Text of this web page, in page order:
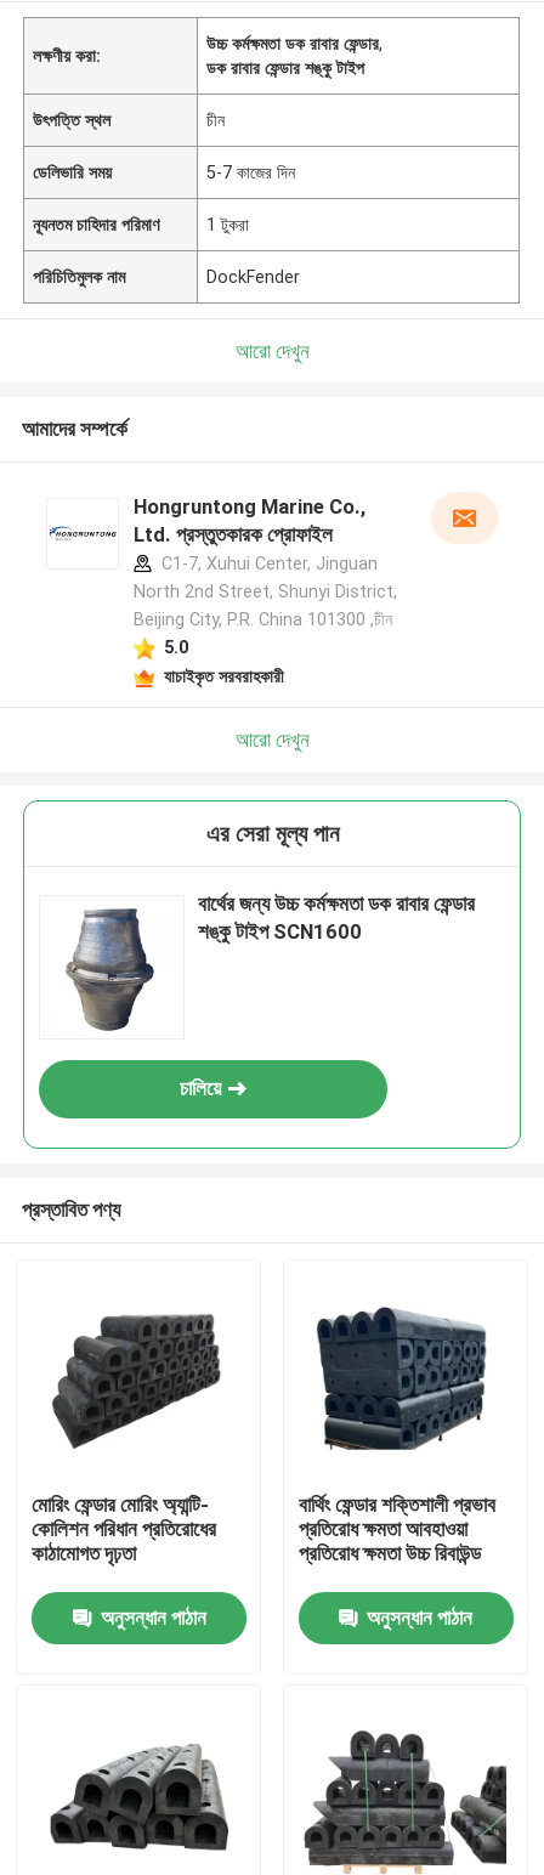
লক্ষণীয় করা:
উচ্চ কর্মক্ষমতা ডক রাবার ফেন্ডার,
ডক রাবার ফেন্ডার শঙ্কু টাইপ
উৎপত্তি স্থল চীন
ডেলিভারি সময় 5-7 কাজের দিন
ন্যূনতম চাহিদার পরিমাণ 1 টুকরা
পরিচিতিমুলক নাম DockFender
আরো দেখুন
আমাদের সম্পর্কে
Hongruntong Marine Co.,
Ltd. প্রস্তুতকারক প্রোফাইল
C1-7, Xuhui Center, Jinguan
North 2nd Street, Shunyi District,
Beijing City, P.R. China 101300 ,চীন
5.0
যাচাইকৃত সরবরাহকারী
আরো দেখুন
এর সেরা মূল্য পান
বার্থের জন্য উচ্চ কর্মক্ষমতা ডক রাবার ফেন্ডার
শঙ্কু টাইপ SCN1600
চালিয়ে
প্রস্তাবিত পণ্য
মোরিং ফেন্ডার মোরিং অ্যান্টি-
কোলিশন পরিধান প্রতিরোধের
কাঠামোগত দৃঢ়তা
অনুসন্ধান পাঠান
বার্থিং ফেন্ডার শক্তিশালী প্রভাব
প্রতিরোধ ক্ষমতা আবহাওয়া
প্রতিরোধ ক্ষমতা উচ্চ রিবাউন্ড
অনুসন্ধান পাঠান